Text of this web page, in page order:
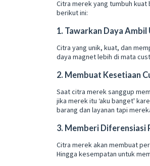
Citra merek yang tumbuh
berikut ini:
1. Tawarkan Daya
Citra yang unik, kuat, dan
daya magnet lebih di mata
2. Membuat Kesetiaan
Saat citra merek sanggup
jika merek itu ‘aku banget'
barang dan layanan tapi
3. Memberi Diferensiasi
Citra merek akan membuat
Hingga kesempatan untuk